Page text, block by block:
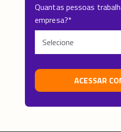
Quantas pessoas
empresa?*